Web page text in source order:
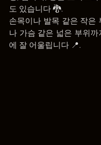
도 있습니다 🐉.
손목이나 발목 같은 작은
나 가슴 같은 넓은 부위까
에 잘 어울립니다 📍.